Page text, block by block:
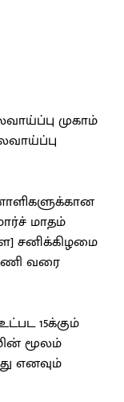
முகாம்
மாதம்
சனிக்கிழமை
வரை
15க்கும்
மூலம்
எனவும்